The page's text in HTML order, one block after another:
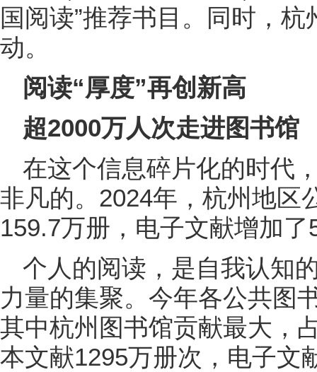
国阅读”推荐书目。同时，
动。
阅读“厚度”再创新高
超2000万人次走进图书馆
在这个信息碎片化的时代
非凡的。2024年，杭州地区
159.7万册，电子文献增加了
个人的阅读，是自我认知
力量的集聚。今年各公共图
其中杭州图书馆贡献最大，
本文献1295万册次，电子文